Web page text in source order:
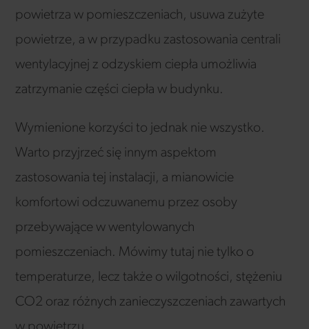
powietrza w pomieszczeniach, usuwa zużyte
powietrze, a w przypadku zastosowania centrali
wentylacyjnej z odzyskiem ciepła umożliwia
zatrzymanie części ciepła w budynku.
Wymienione korzyści to jednak nie wszystko.
Warto przyjrzeć się innym aspektom
zastosowania tej instalacji, a mianowicie
komfortowi odczuwanemu przez osoby
przebywające w wentylowanych
pomieszczeniach. Mówimy tutaj nie tylko o
temperaturze, lecz także o wilgotności, stężeniu
CO2 oraz różnych zanieczyszczeniach zawartych